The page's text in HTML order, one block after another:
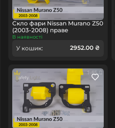
Скло фари Nissan Murano Z50
(2003-2008) праве
В наявності
У кошик: 2952.00 ₴